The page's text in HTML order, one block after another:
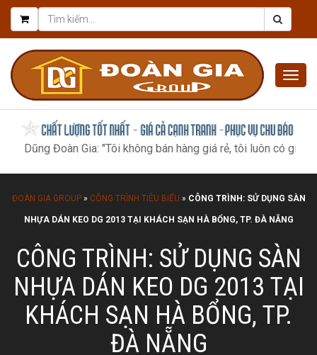
Đoàn Gia: "Tôi không bán hàng giá rẻ, tôi luôn có giá tốt nhất,
ĐOÀN GIA GROUP» CÔNG TRÌNH TIÊU BIỂU » CÔNG TRÌNH: SỬ DỤNG SÀN
NHỰA DÁN KEO DG 2013 TẠI KHÁCH SẠN HÀ BỔNG, TP. ĐÀ NẴNG
CÔNG TRÌNH: SỬ DỤNG SÀN
NHỰA DÁN KEO DG 2013 TẠI
KHÁCH SẠN HÀ BỔNG, TP.
ĐÀ NẴNG